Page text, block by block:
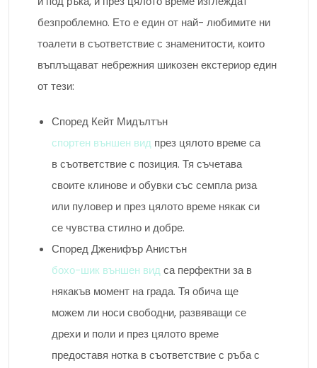
безпроблемно. Ето е един от най- любимите ни
тоалети в съответствие с знаменитости, които
въплъщават небрежния шикозен екстериор един
от тези:
Според Кейт Мидълтън
спортен външен вид през цялото време са
в съответствие с позиция. Тя съчетава
своите клинове и обувки със семпла риза
или пуловер и през цялото време някак си
се чувства стилно и добре.
Според Дженифър Анистън
бохо-шик външен видса перфектни за в
някакъв момент на града. Тя обича ще
можем ли носи свободни, развяващи се
дрехи и поли и през цялото време
предоставя нотка в съответствие с ръба с